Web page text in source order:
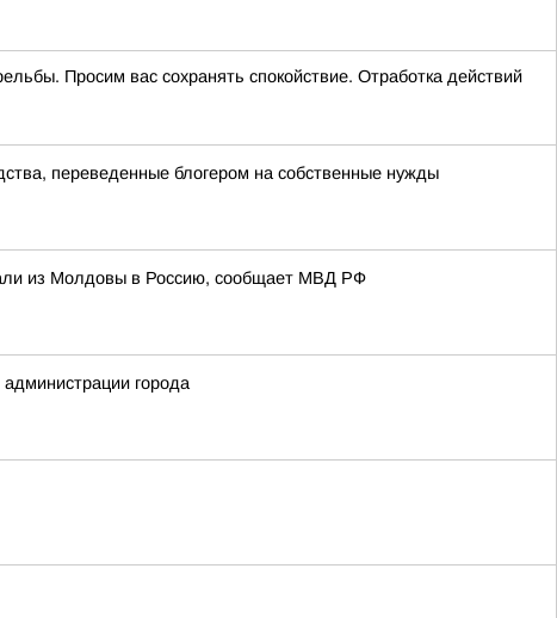
Просим вас сохранять спокойствие. Отработка действий
переведенные блогером на собственные нужды
из Молдовы в Россию, сообщает МВД РФ
города